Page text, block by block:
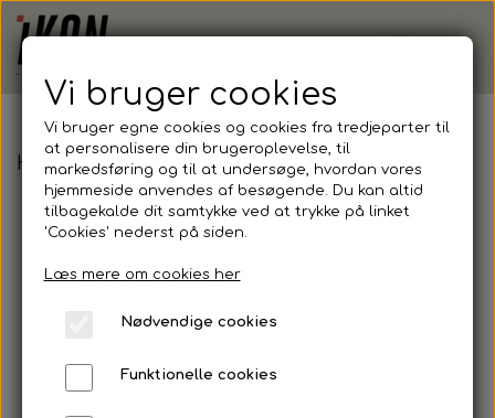
Hummel, Essential Football Socks, Black
Vi bruger cookies
Vi bruger egne cookies og cookies fra tredjeparter til
at personalisere din brugeroplevelse, til
markedsføring og til at undersøge, hvordan vores
hjemmeside anvendes af besøgende. Du kan altid
tilbagekalde dit samtykke ved at trykke på linket
'Cookies' nederst på siden.
Læs mere om cookies her
Nødvendige cookies
Funktionelle cookies